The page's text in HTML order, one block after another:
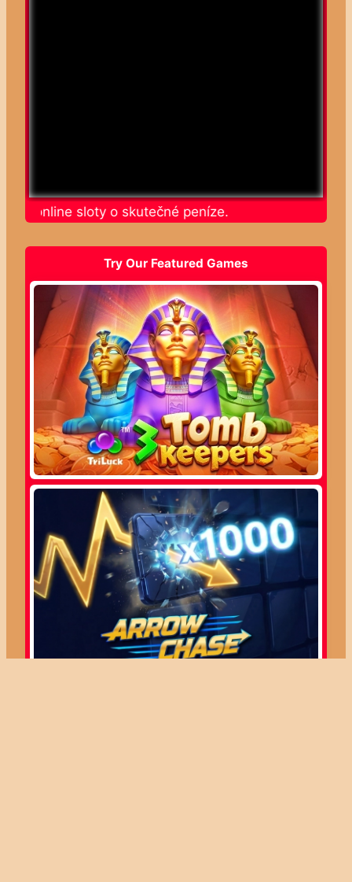
online sloty o skutečné peníze.
Try Our Featured Games